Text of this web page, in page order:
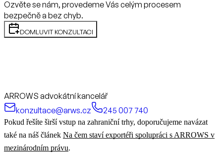
Ozvěte se nám, provedeme Vás celým procesem
bezpečně a bez chyb.
DOMLUVIT KONZULTACI
ARROWS advokátní kancelář
konzultace@arws.cz
245 007 740
Pokud řešíte širší vstup na zahraniční trhy, doporučujeme navázat
také na náš článek Na čem staví exportéři spolupráci s ARROWS v
mezinárodním právu.